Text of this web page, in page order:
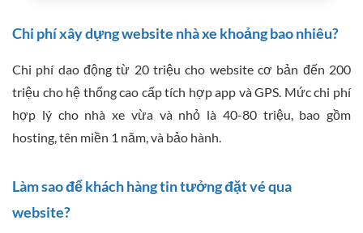
Chi phí xây dựng website nhà xe khoảng bao nhiêu?
Chi phí dao động từ 20 triệu cho website cơ bản đến 200
triệu cho hệ thống cao cấp tích hợp app và GPS. Mức chi phí
hợp lý cho nhà xe vừa và nhỏ là 40-80 triệu, bao gồm
hosting, tên miền 1 năm, và bảo hành.
Làm sao để khách hàng tin tưởng đặt vé qua
website?